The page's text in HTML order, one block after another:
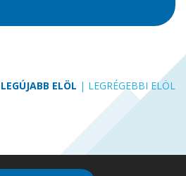
LEGÚJABB ELÖL | LEGRÉGEBBI ELÖL